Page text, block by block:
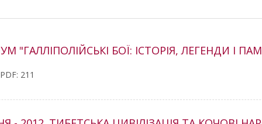
БОЇ: ІСТОРІЯ, ЛЕГЕНДИ І
211